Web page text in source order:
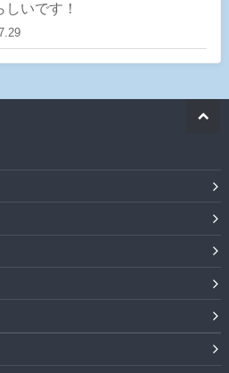
しいです！